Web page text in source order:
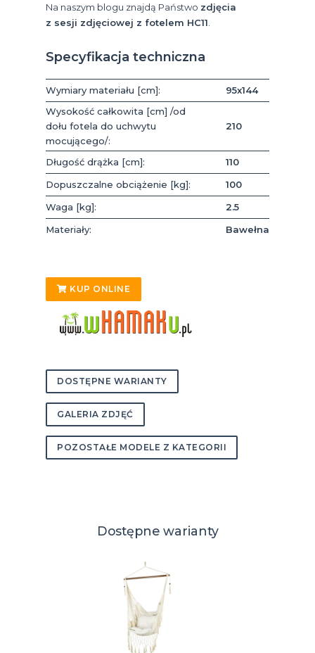
Na naszym blogu znajdą Państwo zdjęcia
z sesji zdjęciowej z fotelem HC11
Specyfikacja techniczna
Wymiary materiału [cm]:
95x144
Wysokość całkowita [cm] /od
dołu fotela do uchwytu
mocującego/:
210
Długość drążka [cm]:
110
Dopuszczalne obciążenie [kg]:
100
Waga [kg]:
2.5
Materiały:
Bawełna
KUP ONLINE
DOSTĘPNE WARIANTY
GALERIA ZDJĘĆ
POZOSTAŁE MODELE Z KATEGORII
Dostępne warianty